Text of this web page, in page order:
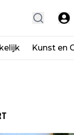
Kunst en